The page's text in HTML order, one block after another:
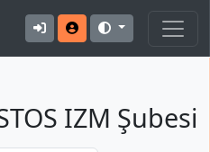
IZM Şubesi